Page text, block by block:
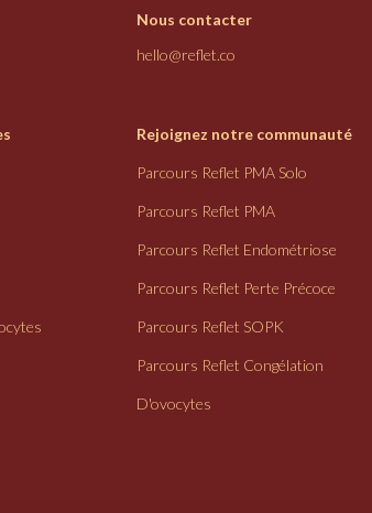
Nous contacter
hello@reflet.co
Rejoignez notre communauté
Parcours Reflet PMA Solo
Parcours Reflet PMA
Parcours Reflet Endométriose
Parcours Reflet Perte Précoce
Parcours Reflet SOPK
Parcours Reflet Congélation
D'ovocytes